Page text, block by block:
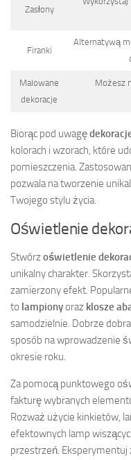
Zasłony
Firanki
Alternatywą
Malowane
dekoracje
Możesz
Biorąc pod uwagę
kolorach i wzorach, które
pomieszczenia.
pozwala na tworzenie
Twojego stylu życia.
Oświetlenie
Stwórzoświetlenie
unikalny charakter.
zamierzony efekt.
to lampionyoraz klosze
samodzielnie. Dobrze
sposób na wprowadzenie
okresie roku.
Za pomocą punktowego
fakturę wybranych
Rozważ użycie kinkietów,
efektownych lamp
przestrzeń. Eksperymentuj